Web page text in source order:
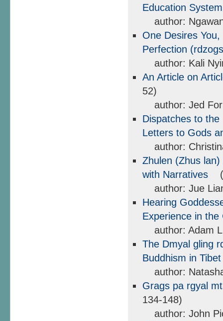
Education
author:
One Desires
Perfection
author: Kali
An Article on
52)
author: Jed
Dispatches to the
Letters to Gods
author:
Zhulen (Zhus
with Narratives
author: Jue
Hearing
Experience in
author: Adam
The Dmyal gling
Buddhism in
author:
Grags pa rgyal
134-148)
author: John